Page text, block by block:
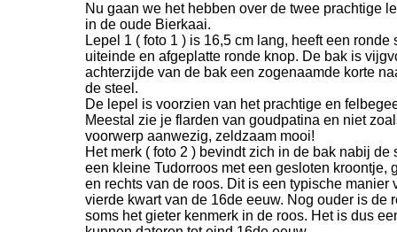
Nu gaan we het hebben over de twee prachtige
in de oude Bierkaai.
Lepel 1 ( foto 1 ) is 16,5 cm lang, heeft een
uiteinde en afgeplatte ronde knop. De bak is
achterzijde van de bak een zogenaamde korte
de steel.
De lepel is voorzien van het prachtige en
Meestal zie je flarden van goudpatina en niet
voorwerp aanwezig, zeldzaam mooi!
Het merk ( foto 2 ) bevindt zich in de bak nabij de
een kleine Tudorroos met een gesloten kroontje,
en rechts van de roos. Dit is een typische manier
vierde kwart van de 16de eeuw. Nog ouder is de
soms het gieter kenmerk in de roos. Het is dus